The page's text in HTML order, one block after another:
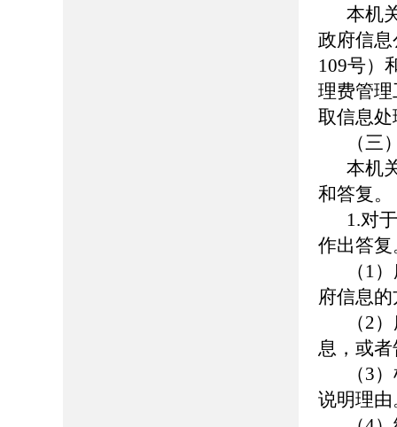
本机
政府信
109号）
理费管
取信息
（
本机
和答复。
1.对
作出答复
（1
府信息
（2
息，或
（3
说明理由